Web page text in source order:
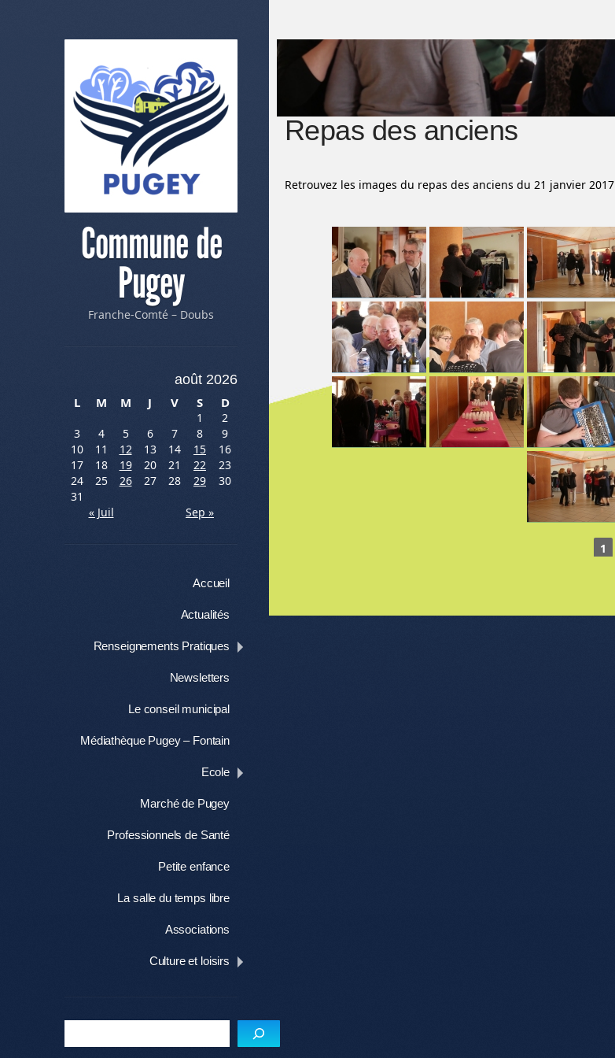
Commune de
Pugey
Franche-Comté – Doubs
août 2026
L
M M J V S D
1
2
3
4 5 6 7 8
9
10
11 12 13 14 15
16
17
18 19 20 21 22
23
24
25 26 27 28 29
30
31
« Juil
Sep »
Accueil
Actualités
Renseignements Pratiques
Newsletters
Le conseil municipal
Médiathèque Pugey – Fontain
Ecole
Marché de Pugey
Professionnels de Santé
Petite enfance
La salle du temps libre
Associations
Culture et loisirs
Repas des anciens
Retrouvez les images du repas des anciens du 21 janvier 2017
1
Menu de l'article